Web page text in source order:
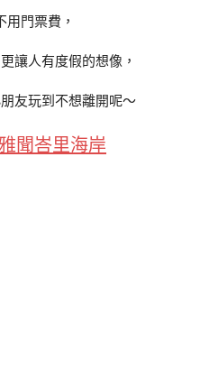
用門票費，
讓人有度假的想像，
友玩到不想離開呢～
聞峇里海岸